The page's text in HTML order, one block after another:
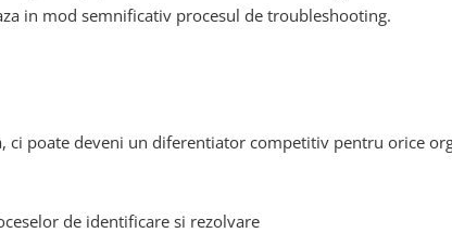
in mod semnificativ procesul de troubleshooting.
ci poate deveni un diferentiator competitiv pentru orice
de identificare si rezolvare